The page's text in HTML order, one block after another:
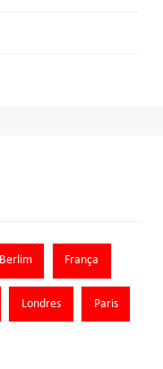
Berlim França
Londres Paris